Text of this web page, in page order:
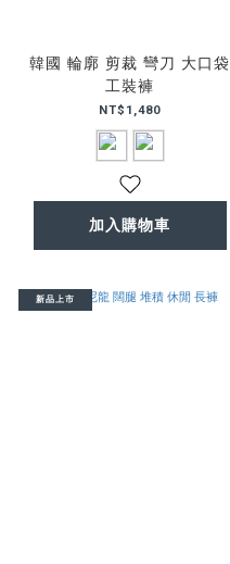
韓國 輪廓 剪裁 彎刀 大口袋
工裝褲
NT$1,480
加入購物車
新品上市